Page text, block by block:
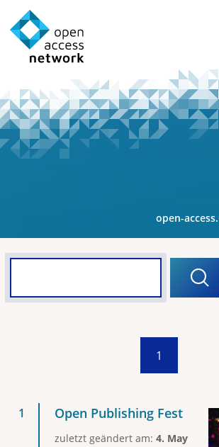
open-
1
Open Publishing Fest
zuletzt geändert am: 4. May